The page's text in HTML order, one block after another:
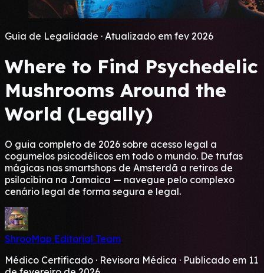
Guia de Legalidade · Atualizado em fev 2026
Where to Find Psychedelic
Mushrooms Around the
World (Legally)
O guia completo de 2026 sobre acesso legal a
cogumelos psicodélicos em todo o mundo. De trufas
mágicas nas smartshops de Amsterdã a retiros de
psilocibina na Jamaica — navegue pelo complexo
cenário legal de forma segura e legal.
ShrooMap Editorial Team
Médico Certificado · Revisora Médica · Publicado em 11